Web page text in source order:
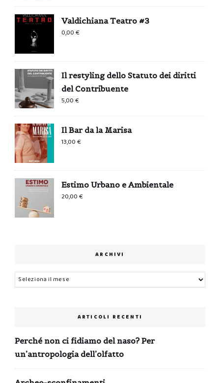
Valdichiana Teatro #3
0,00€
Il restyling dello Statuto dei diritti
del Contribuente
5,00€
Il Bar da la Marisa
13,00€
Estimo Urbano e Ambientale
20,00€
ARCHIVI
Archivi
ARTICOLI RECENTI
Perché non ci fidiamo del naso? Per
un’antropologia dell’olfatto